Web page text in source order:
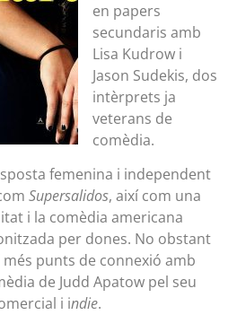
en papers
secundaris amb
Lisa Kudrow i
Jason Sudekis, dos
intèrprets ja
veterans de
comèdia.
femenina i independent
Supersalidos, així com una
i la comèdia americana
per dones. No obstant
més punts de connexió amb
de Judd Apatow pel seu
i indie.